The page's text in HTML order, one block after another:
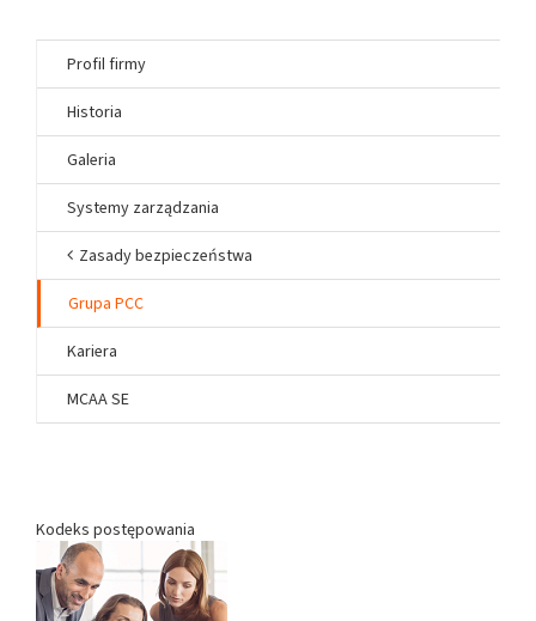
Profil firmy
Historia
Galeria
Systemy zarządzania
Zasady bezpieczeństwa
Grupa PCC
Kariera
MCAA SE
Kodeks postępowania